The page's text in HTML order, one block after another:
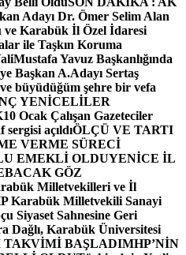
Adayı Dr. Ömer Selim Alan
Karabük İl Özel İdaresi
ile Taşkın Koruma
Yavuz Başkanlığında
Başkan A.Adayı Sertaş
büyüdüğüm şehre bir vefa
YENİCELİLER
10 Ocak Çalışan Gazeteciler
açıldıÖLÇÜ VE TARTI
VERME SÜRECİ
EMEKLİ OLDUYENİCE İL
GÖZ
Milletvekilleri ve İl
Karabük Milletvekili Sanayi
Siyaset Sahnesine Geri
Dağlı, Karabük Üniversitesi
TAKVİMİ BAŞLADIMHP’NİN